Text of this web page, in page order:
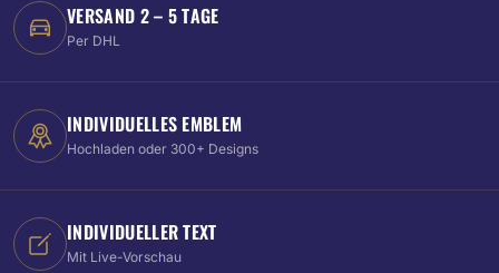
VERSAND 2 – 5 TAGE
Per DHL
INDIVIDUELLES EMBLEM
Hochladen oder 300+ Designs
INDIVIDUELLER TEXT
Mit Live-Vorschau